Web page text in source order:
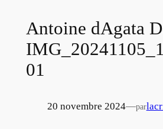
Antoine dAgata
01
20 novembre 2024—par